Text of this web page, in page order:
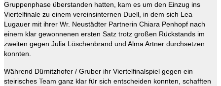
Gruppenphase überstanden hatten, kam es um den Einzug ins
Viertelfinale zu einem vereinsinternen Duell, in dem sich Lea
Lugauer mit ihrer Wr. Neustädter Partnerin Chiara Penhopf nach
einem klar gewonnenen ersten Satz trotz großen Rückstands im
zweiten gegen Julia Löschenbrand und Alma Artner durchsetzen
konnten.
Während Dürnitzhofer / Gruber ihr Viertelfinalspiel gegen ein
steirisches Team ganz klar für sich entscheiden konnten, schafften